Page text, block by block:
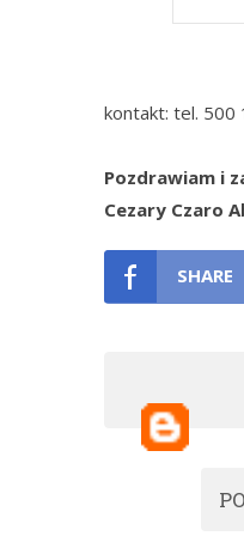
kontakt: tel. 500
Pozdrawiam i
Cezary Czaro
SHARE